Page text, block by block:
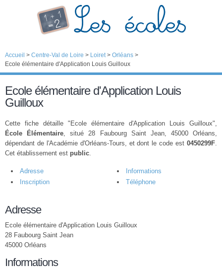
Accueil > Centre-Val de Loire > Loiret> Orléans >
Ecole élémentaire d'Application Louis Guilloux
Ecole élémentaire d'Application Louis
Guilloux
Cette fiche détaille "Ecole élémentaire d'Application Louis Guilloux",
École Élémentaire, situé 28 Faubourg Saint Jean, 45000 Orléans,
dépendant de l'Académie d'Orléans-Tours, et dont le code est 0450299F.
Cet établissement est public.
Adresse
Informations
Inscription
Téléphone
Adresse
Ecole élémentaire d'Application Louis Guilloux
28 Faubourg Saint Jean
45000 Orléans
Informations